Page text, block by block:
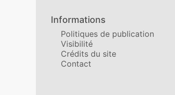
Informations
Politiques de publication
Visibilité
Crédits du site
Contact